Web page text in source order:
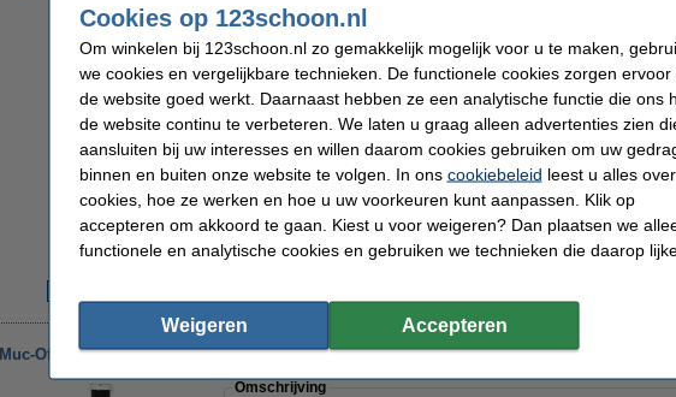
Soort:
Spray
Aanbieding:
3x Muc-Off Helmet, Visor & Goggle Cleaner | Helm- & vizierreiniger | 250 ml
€ 28,99
Tip: bestel uw microvezeldoeken mee.
€ 2,99
Morgen in huis
€ 8,26 Exclusief 21% BTW
Muc-Off Premium Anti-Fog Treatment | Anti-condens vizierspray | 32 ml
Omschrijving
Cookies op 123schoon.nl
Om winkelen bij 123schoon.nl zo gemakkelijk mogelijk voor u te maken,
we cookies en vergelijkbare technieken. De functionele cookies zorgen ervoor
de website goed werkt. Daarnaast hebben ze een analytische functie die ons
de website continu te verbeteren. We laten u graag alleen advertenties zien
aansluiten bij uw interesses en willen daarom cookies gebruiken om uw
binnen en buiten onze website te volgen. In ons cookiebeleid leest u alles
cookies, hoe ze werken en hoe u uw voorkeuren kunt aanpassen. Klik op
accepteren om akkoord te gaan. Kiest u voor weigeren? Dan plaatsen we
functionele en analytische cookies en gebruiken we technieken die daarop
Weigeren Accepteren